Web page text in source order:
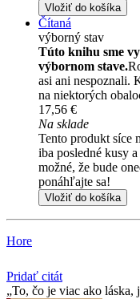
Vložiť do košíka
Čítaná
výborný stav
Túto knihu sme
výbornom stave.
asi ani nespoznali.
na niektorých
17,56 €
Na sklade
Tento produkt síce
iba posledné kusy
možné, že bude
ponáhľajte sa!
Vložiť do košíka
Hore
Pridať citát
To, čo je viac ako láska,